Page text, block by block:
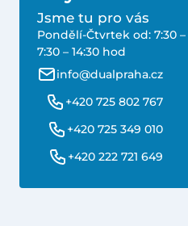
Jsme tu pro vás
Pondělí-Čtvrtek od: 7:30
7:30 – 14:30 hod
info@dualpraha.cz
+420 725 802 767
+420 725 349 010
+420 222 721 649